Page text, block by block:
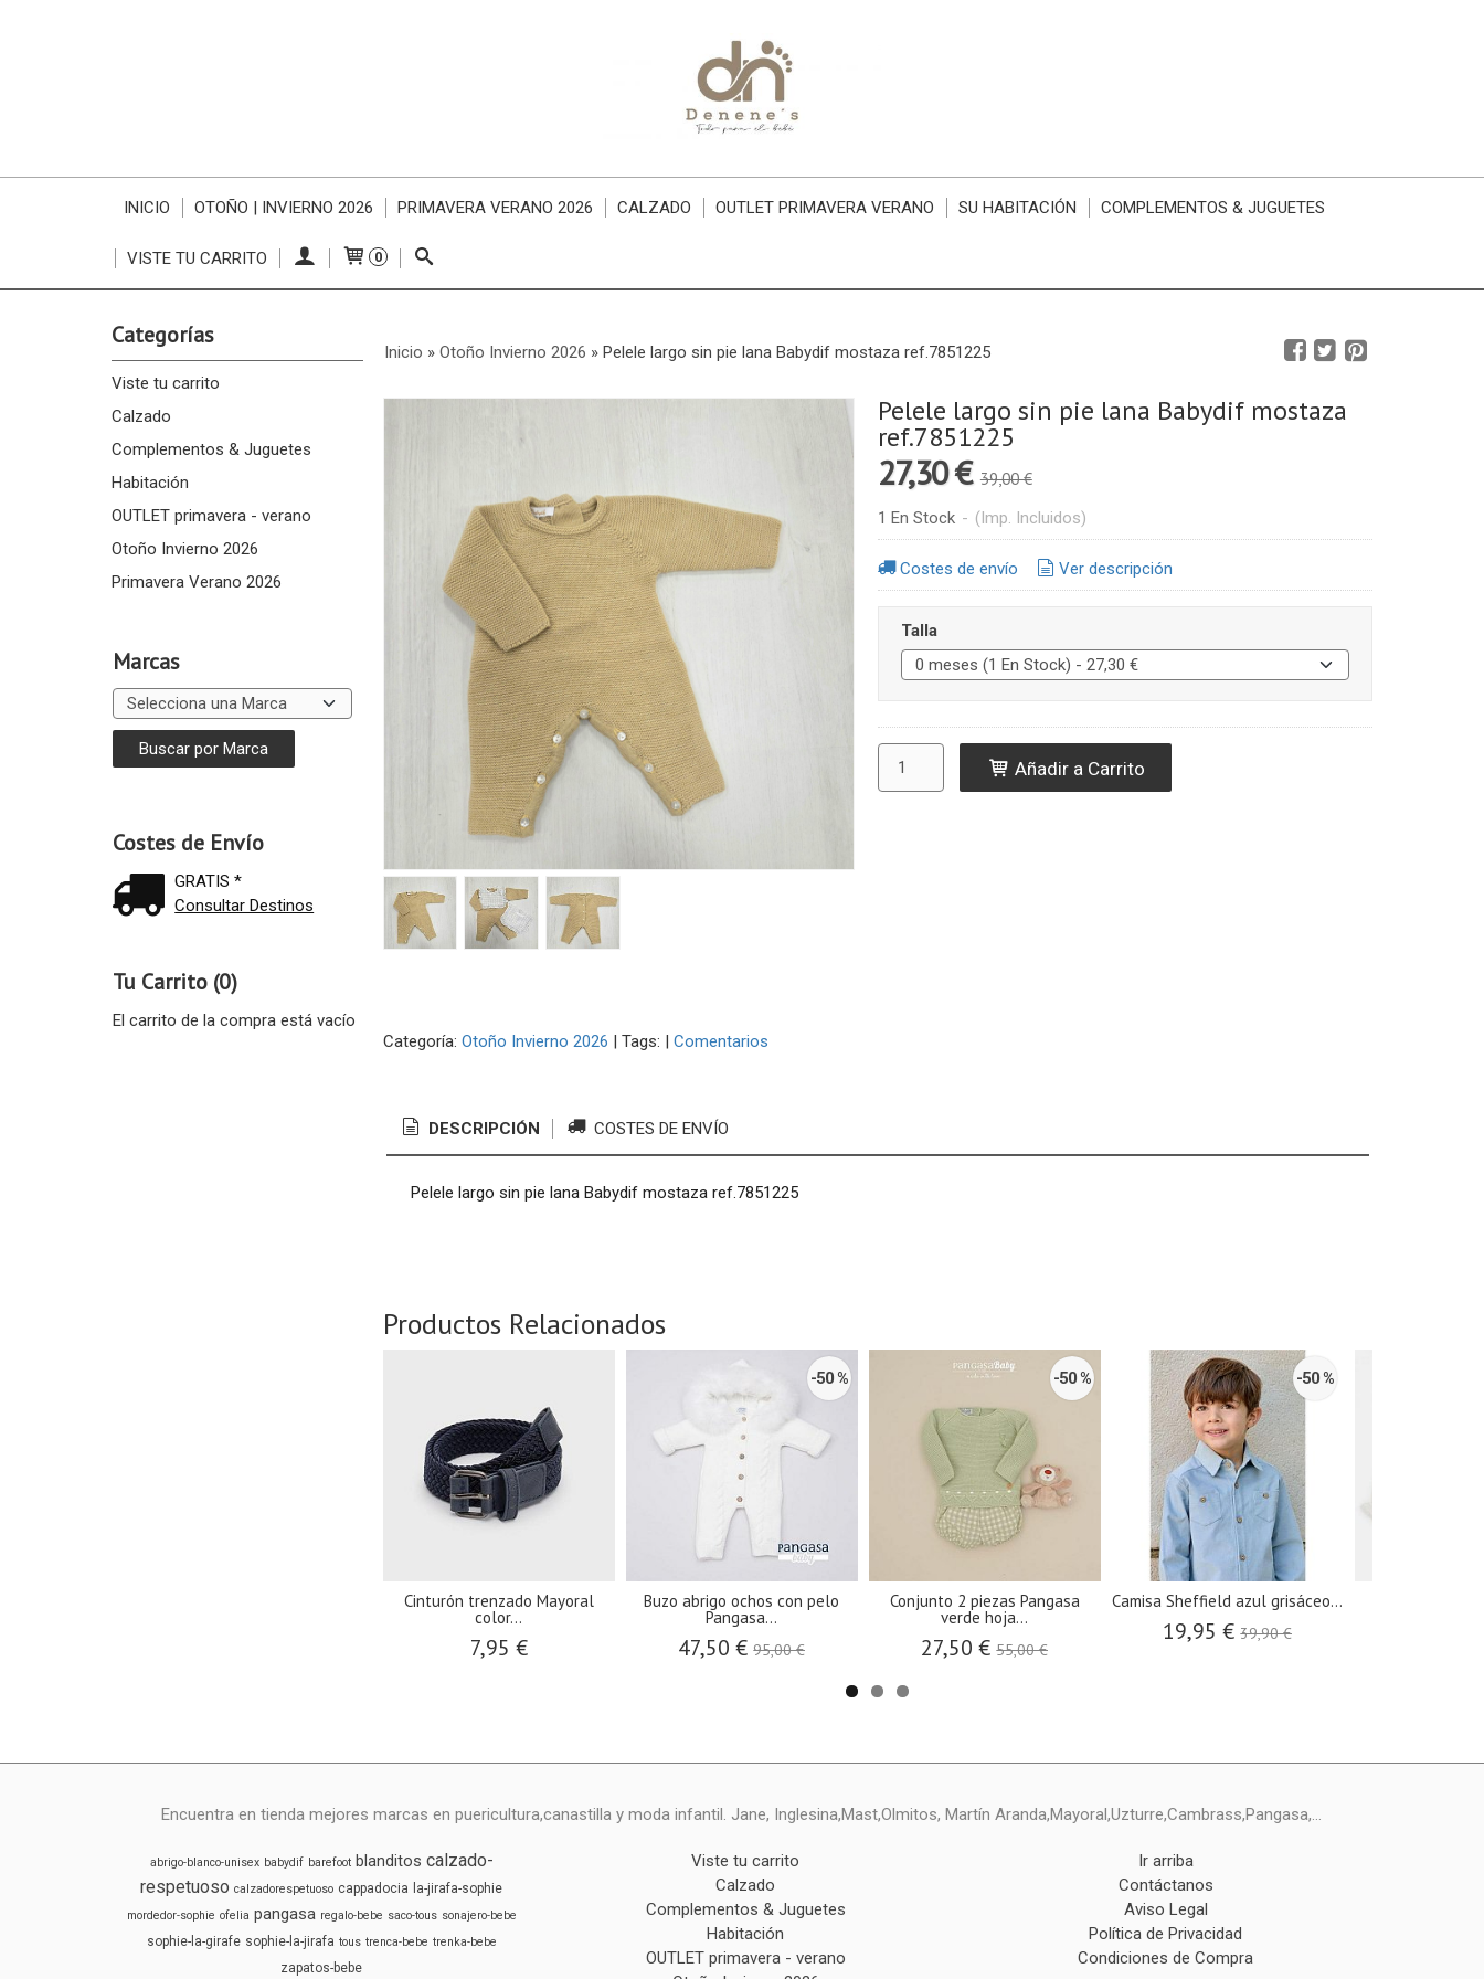
INICIO OTOÑO | INVIERNO 2026 PRIMAVERA VERANO 2026 CALZADO OUTLET PRIMAVERA VERANO SU HABITACIÓN COMPLEMENTOS & JUGUETES
VISTE TU CARRITO 0
Categorías
Viste tu carrito
Calzado
Complementos & Juguetes
Habitación
OUTLET primavera - verano
Otoño Invierno 2026
Primavera Verano 2026
Marcas
Costes de Envío
GRATIS *
Consultar Destinos
Tu Carrito (0)
El carrito de la compra está vacío
Inicio » Otoño Invierno 2026 » Pelele largo sin pie lana Babydif mostaza ref.7851225
Pelele largo sin pie lana Babydif mostaza
ref.7851225
27,30 € 39,00 €
1 En Stock - (Imp. Incluidos)
Costes de envío Ver descripción
Talla
Añadir a Carrito
Categoría: Otoño Invierno 2026 | Tags: | Comentarios
DESCRIPCIÓN COSTES DE ENVÍO
Pelele largo sin pie lana Babydif mostaza ref.7851225
Productos Relacionados
Cinturón trenzado Mayoral
color...
7,95 €
-50 %
Buzo abrigo ochos con pelo
Pangasa...
47,50 €95,00 €
-50 %
Conjunto 2 piezas Pangasa
verde hoja...
27,50 €55,00 €
-50 %
Camisa Sheffield azul grisáceo...
19,95 €39,90 €
Encuentra en tienda mejores marcas en puericultura,canastilla y moda infantil. Jane, Inglesina,Mast,Olmitos, Martín Aranda,Mayoral,Uzturre,Cambrass,Pangasa,...
abrigo-blanco-unisex babydif barefoot blanditos calzado-
respetuoso calzadorespetuoso cappadocia la-jirafa-sophie
mordedor-sophie ofelia pangasa regalo-bebe saco-tous sonajero-bebe
sophie-la-girafe sophie-la-jirafa tous trenca-bebe trenka-bebe
zapatos-bebe
Viste tu carrito
Calzado
Complementos & Juguetes
Habitación
OUTLET primavera - verano
Ir arriba
Contáctanos
Aviso Legal
Política de Privacidad
Condiciones de Compra